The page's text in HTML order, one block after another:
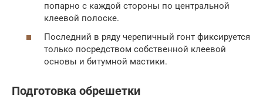
попарно с каждой стороны по центральной
клеевой полоске.
Последний в ряду черепичный гонт фиксируется
только посредством собственной клеевой
основы и битумной мастики.
Подготовка обрешетки